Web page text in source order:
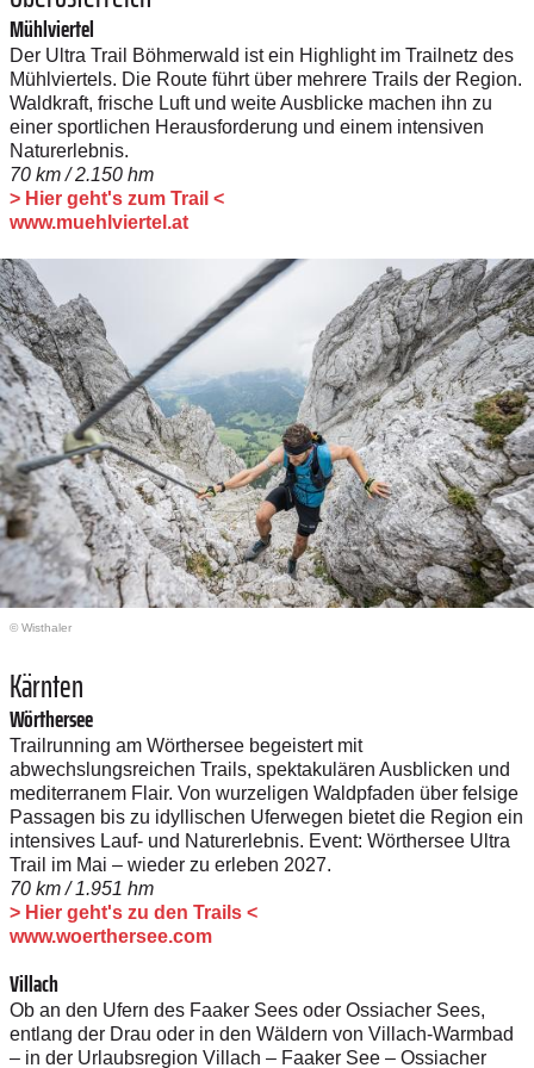
Mühlviertel
Der Ultra Trail Böhmerwald ist ein Highlight im Trailnetz des
Mühlviertels. Die Route führt über mehrere Trails der Region.
Waldkraft, frische Luft und weite Ausblicke machen ihn zu
einer sportlichen Herausforderung und einem intensiven
Naturerlebnis.
70 km / 2.150 hm
> Hier geht's zum Trail <
www.muehlviertel.at
© Wisthaler
Kärnten
Wörthersee
Trailrunning am Wörthersee begeistert mit
abwechslungsreichen Trails, spektakulären Ausblicken und
mediterranem Flair. Von wurzeligen Waldpfaden über felsige
Passagen bis zu idyllischen Uferwegen bietet die Region ein
intensives Lauf- und Naturerlebnis. Event: Wörthersee Ultra
Trail im Mai – wieder zu erleben 2027.
70 km / 1.951 hm
> Hier geht's zu den Trails <
www.woerthersee.com
Villach
Ob an den Ufern des Faaker Sees oder Ossiacher Sees,
entlang der Drau oder in den Wäldern von Villach-Warmbad
– in der Urlaubsregion Villach – Faaker See – Ossiacher